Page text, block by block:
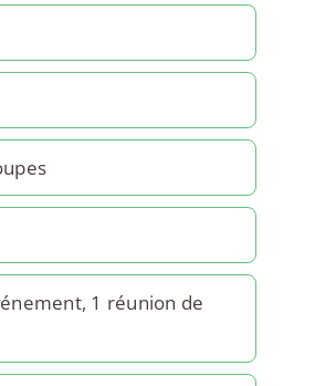
1 réunion de